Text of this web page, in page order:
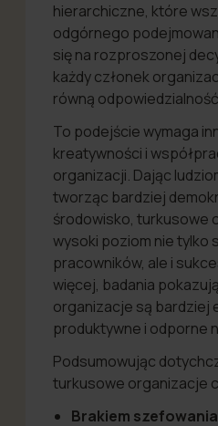
hierarchiczne, które
odgórnego
się na rozproszonej
każdy członek
równą
To podejście wymaga
kreatywności i
organizacji. Dając
tworząc bardziej
środowisko, turkusowe
wysoki poziom nie tylko
pracowników, ale i
więcej, badania
organizacje są bardziej
produktywne i odporne
Podsumowując
turkusowe organizacje
Brakiem szefowania